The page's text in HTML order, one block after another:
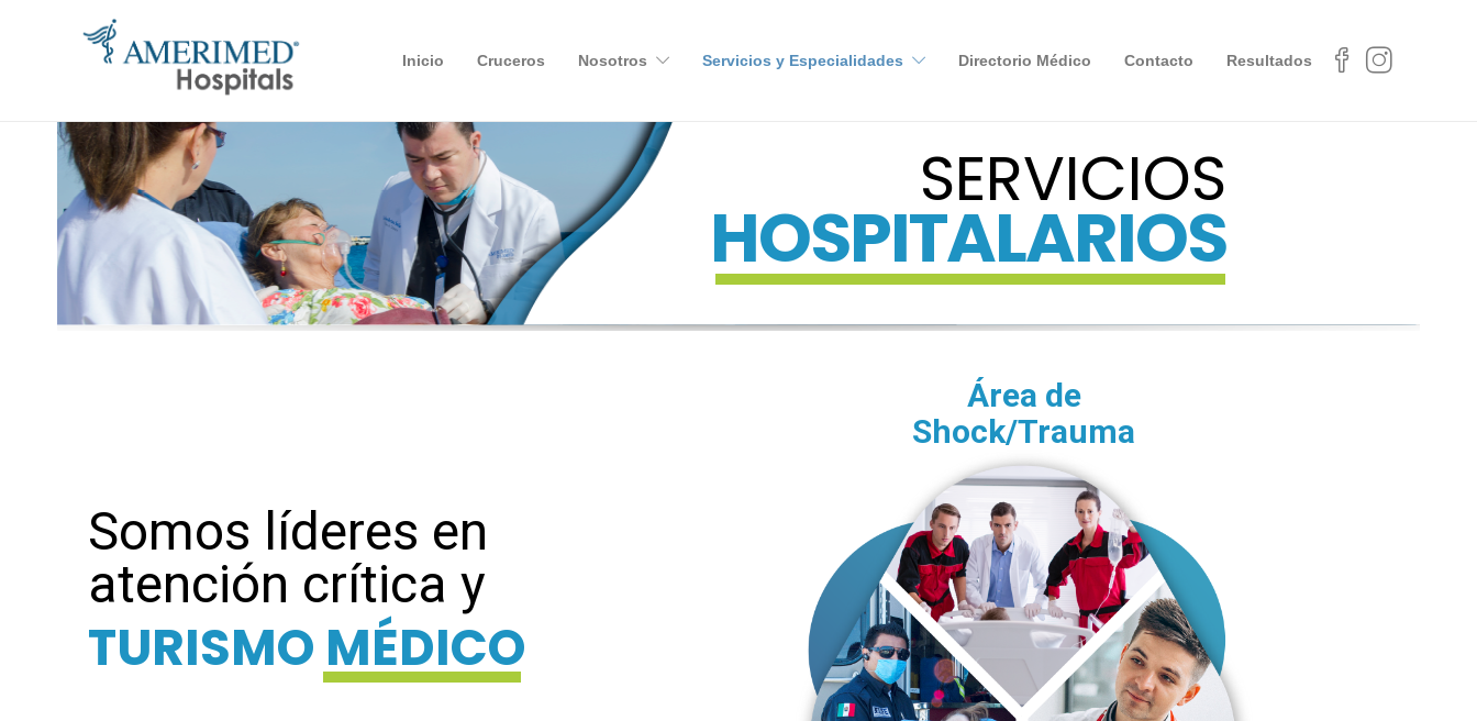
Inicio Cruceros Nosotros Servicios y Especialidades Directorio Médico Contacto Resultados
SERVICIOS
HOSPITALARIOS
TURISMO MÉDICO
Somos líderes en
atención crítica y
Área de
Shock/Trauma